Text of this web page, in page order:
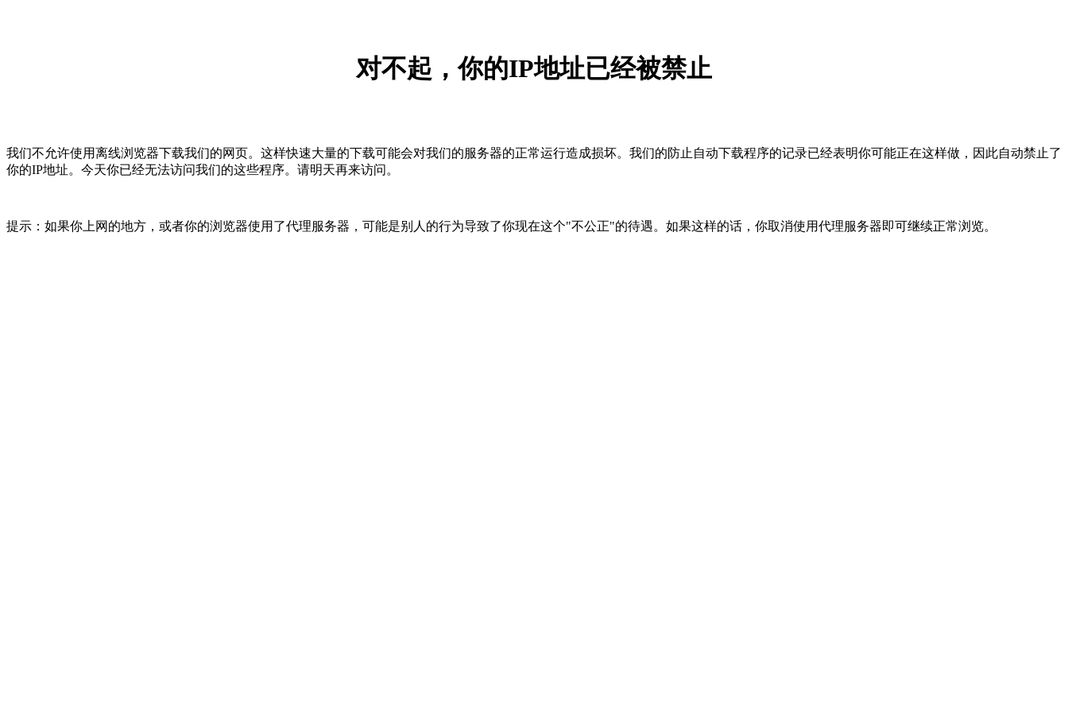
对不起，你的IP地址已经被禁止
我们不允许使用离线浏览器下载我们的网页。这样快速大量的下载可能会对我们的服务器的正常运行造成损坏。我们的防止自动下载程序的记录已经表明你可能正在这样做，因此自动禁止了
你的IP地址。今天你已经无法访问我们的这些程序。请明天再来访问。
提示：如果你上网的地方，或者你的浏览器使用了代理服务器，可能是别人的行为导致了你现在这个"不公正"的待遇。如果这样的话，你取消使用代理服务器即可继续正常浏览。